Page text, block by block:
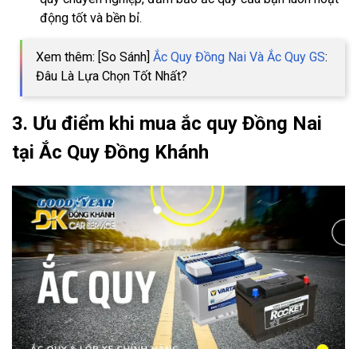
động tốt và bền bỉ.
Xem thêm: [So Sánh] Ắc Quy Đồng Nai Và Ắc Quy GS:
Đâu Là Lựa Chọn Tốt Nhất?
3. Ưu điểm khi mua ắc quy Đồng Nai
tại Ắc Quy Đồng Khánh